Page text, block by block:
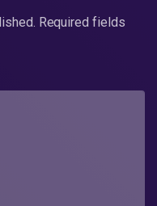
Required fields